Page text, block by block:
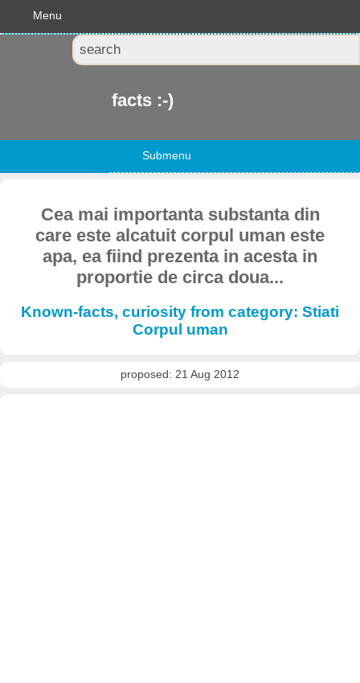
Menu
facts :-)
Submenu
Cea mai importanta substanta din
care este alcatuit corpul uman este
apa, ea fiind prezenta in acesta in
proportie de circa doua...
Known-facts, curiosity from category: Stiati
Corpul uman
proposed: 21 Aug 2012